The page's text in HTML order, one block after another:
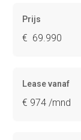
Prijs
€ 69.990
Lease vanaf
€ 974 /mnd